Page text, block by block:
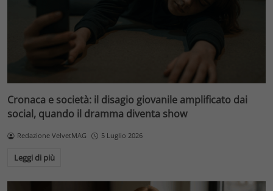
Cronaca e società: il disagio giovanile amplificato dai
social, quando il dramma diventa show
Redazione VelvetMAG 5 Luglio 2026
Leggi di più